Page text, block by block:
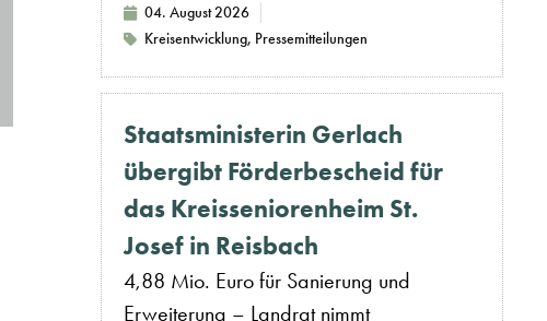
04. August 2026
Kreisentwicklung, Pressemitteilungen
Staatsministerin Gerlach
übergibt Förderbescheid für
das Kreisseniorenheim St.
Josef in Reisbach
4,88 Mio. Euro für Sanierung und
Erweiterung – Landrat nimmt